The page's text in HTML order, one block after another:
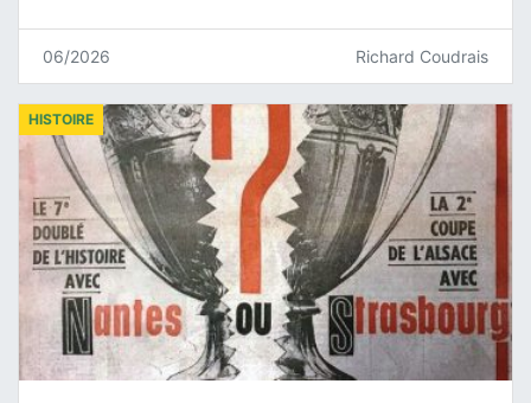
06/2026 Richard Coudrais
HISTOIRE